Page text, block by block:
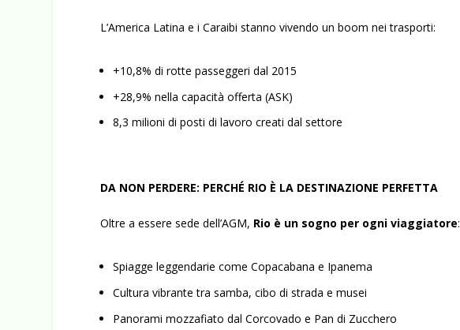
L’America Latina e i Caraibi stanno vivendo un boom nei trasporti:
+10,8% di rotte passeggeri dal 2015
+28,9% nella capacità offerta (ASK)
8,3 milioni di posti di lavoro creati dal settore
DA NON PERDERE: PERCHÉ RIO È LA DESTINAZIONE PERFETTA
Oltre a essere sede dell’AGM, Rio è un sogno per ogni viaggiatore:
Spiagge leggendarie come Copacabana e Ipanema
Cultura vibrante tra samba, cibo di strada e musei
Panorami mozzafiato dal Corcovado e Pan di Zucchero